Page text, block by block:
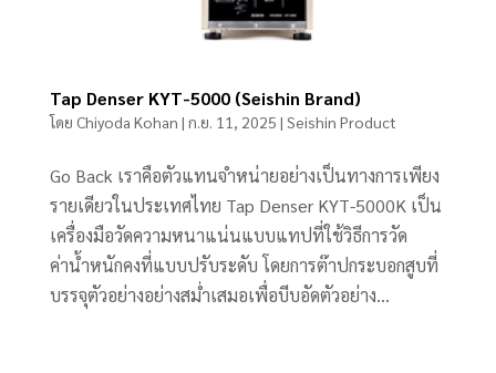
Tap Denser KYT-5000 (Seishin Brand)
โดย Chiyoda Kohan | ก.ย. 11, 2025 | Seishin Product
Go Back เราคือตัวแทนจำหน่ายอย่างเป็นทางการเพียง
รายเดียวในประเทศไทย Tap Denser KYT-5000K เป็น
เครื่องมือวัดความหนาแน่นแบบแทปที่ใช้วิธีการวัด
ค่าน้ำหนักคงที่แบบปรับระดับ โดยการต๊าปกระบอกสูบที่
บรรจุตัวอย่างอย่างสม่ำเสมอเพื่อบีบอัดตัวอย่าง...